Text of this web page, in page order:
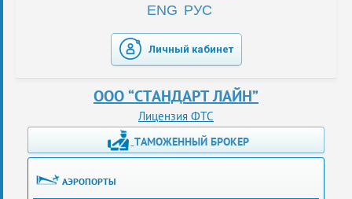
Получение
ЭЦП
за
сутки
ENG РУС
Личный кабинет
ООО “СТАНДАРТ ЛАЙН”
Лицензия ФТС
ТАМОЖЕННЫЙ БРОКЕР
АЭРОПОРТЫ